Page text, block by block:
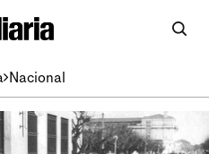
Nacional